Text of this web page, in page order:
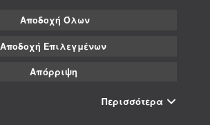
Αποδοχή Όλων
Αποδοχή Επιλεγμένων
Απόρριψη
Περισσότερα